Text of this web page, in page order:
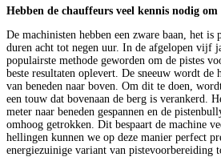
Hebben de chauffeurs veel kennis nodig
De machinisten hebben een zware baan, het
duren acht tot negen uur. In de afgelopen vijf
populairste methode geworden om de pistes
beste resultaten oplevert. De sneeuw wordt
van beneden naar boven. Om dit te doen,
een touw dat bovenaan de berg is verankerd.
meter naar beneden gespannen en de
omhoog getrokken. Dit bespaart de machine
hellingen kunnen we op deze manier perfect
energiezuinige variant van pistevoorbereiding